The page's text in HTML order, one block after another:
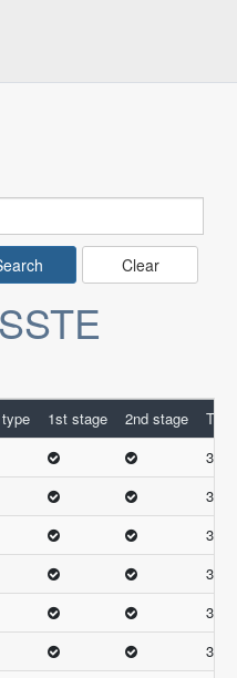
Clear
1st stage 2nd stage
32
32
32
32
32
32